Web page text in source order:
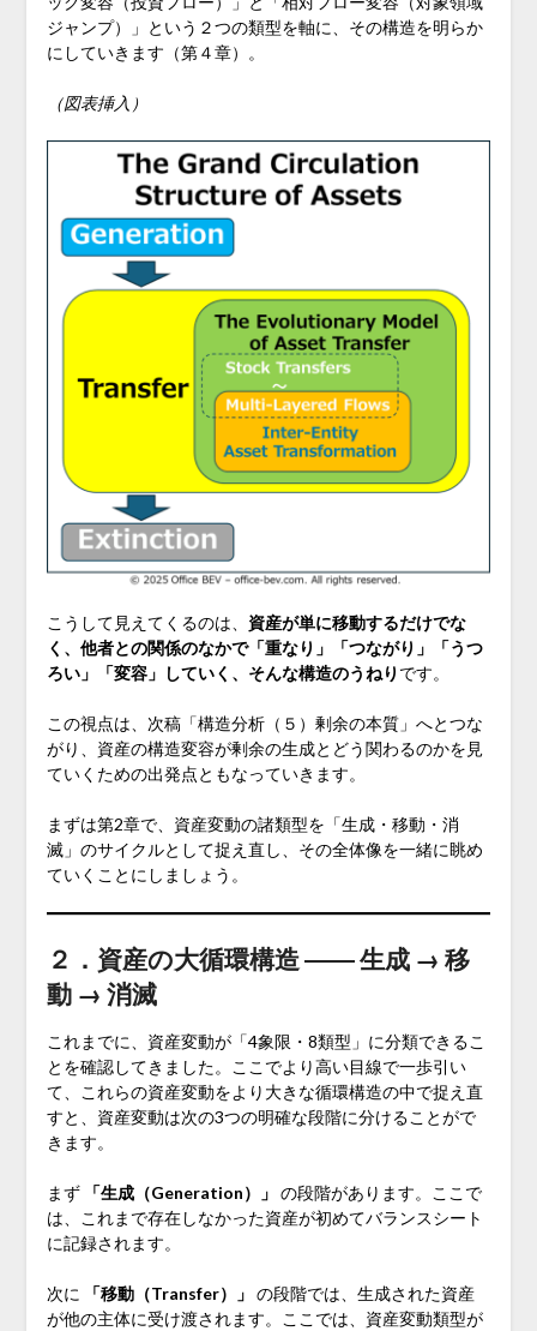
ジャンプ）」という２つの類型を軸に、その構造を明らか
にしていきます（第４章）。
（図表挿入）
こうして見えてくるのは、 資産が単に移動するだけでな
く、他者との関係のなかで「重なり」「つながり」「うつ
ろい」「変容」していく、そんな構造のうねり です。
この視点は、次稿「構造分析（５）剰余の本質」へとつな
がり、資産の構造変容が剰余の生成とどう関わるのかを見
ていくための出発点ともなっていきます。
まずは第2章で、資産変動の諸類型を「生成・移動・消
滅」のサイクルとして捉え直し、その全体像を一緒に眺め
ていくことにしましょう。
２．資産の大循環構造 ―― 生成 → 移
動 → 消滅
これまでに、資産変動が「4象限・8類型」に分類できるこ
とを確認してきました。ここでより高い目線で一歩引い
て、これらの資産変動をより大きな循環構造の中で捉え直
すと、資産変動は次の3つの明確な段階に分けることがで
きます。
まず 「生成（Generation）」 の段階があります。ここで
は、これまで存在しなかった資産が初めてバランスシート
に記録されます。
次に 「移動（Transfer）」 の段階では、生成された資産
が他の主体に受け渡されます。ここでは、資産変動類型が